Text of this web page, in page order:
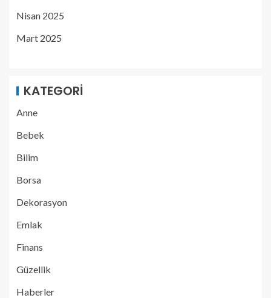
Nisan 2025
Mart 2025
KATEGORI
Anne
Bebek
Bilim
Borsa
Dekorasyon
Emlak
Finans
Güzellik
Haberler